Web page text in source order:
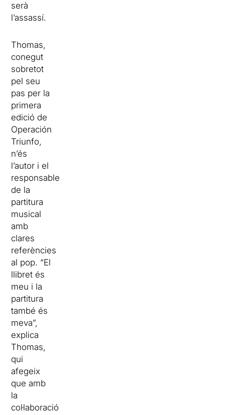
serà
l’assassí.
Thomas,
conegut
sobretot
pel seu
pas per la
primera
edició de
Operación
Triunfo,
n’és
l’autor i el
responsable
de la
partitura
musical
amb
clares
referències
al pop. “El
llibret és
meu i la
partitura
també és
meva”,
explica
Thomas,
qui
afegeix
que amb
la
col·laboració